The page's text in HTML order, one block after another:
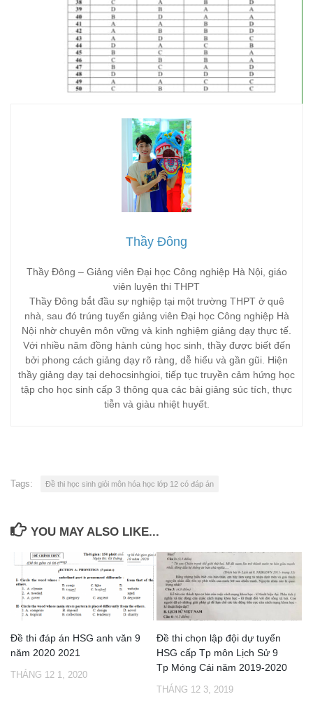
Thầy Đông
Thầy Đông – Giảng viên Đại học Công nghiệp Hà Nội, giáo
viên luyện thi THPT
Thầy Đông bắt đầu sự nghiệp tại một trường THPT ở quê
nhà, sau đó trúng tuyển giảng viên Đại học Công nghiệp Hà
Nội nhờ chuyên môn vững và kinh nghiệm giảng dạy thực tế.
Với nhiều năm đồng hành cùng học sinh, thầy được biết đến
bởi phong cách giảng dạy rõ ràng, dễ hiểu và gần gũi. Hiện
thầy giảng dạy tại dehocsinhgioi, tiếp tục truyền cảm hứng học
tập cho học sinh cấp 3 thông qua các bài giảng súc tích, thực
tiễn và giàu nhiệt huyết.
Tags: Đề thi học sinh giỏi môn hóa học lớp 12 có đáp án
YOU MAY ALSO LIKE...
Đề thi đáp án HSG anh văn 9
năm 2020 2021
THÁNG 12 1, 2020
Đề thi chọn lập đội dự tuyển
HSG cấp Tp môn Lịch Sử 9
Tp Móng Cái năm 2019-2020
THÁNG 12 3, 2019